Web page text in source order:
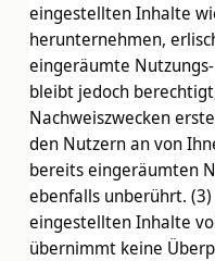
eingestellten Inhalte
herunternehmen,
eingeräumte
bleibt jedoch
Nachweiszwecken
den Nutzern an von
bereits eingeräumten
ebenfalls unberührt.
eingestellten Inhalte
übernimmt keine